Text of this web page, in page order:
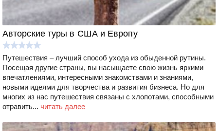
Авторские туры в США и Европу
Путешествия – лучший способ ухода из обыденной рутины.
Посещая другие страны, вы насыщаете свою жизнь яркими
впечатлениями, интересными знакомствами и знаниями,
новыми идеями для творчества и развития бизнеса. Но для
многих из нас путешествия связаны с хлопотами, способными
отравить... читать далее